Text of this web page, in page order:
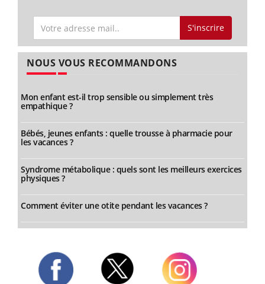
S'inscrire
NOUS VOUS RECOMMANDONS
Mon enfant est-il trop sensible ou simplement très
empathique ?
Bébés, jeunes enfants : quelle trousse à pharmacie pour
les vacances ?
Syndrome métabolique : quels sont les meilleurs exercices
physiques ?
Comment éviter une otite pendant les vacances ?